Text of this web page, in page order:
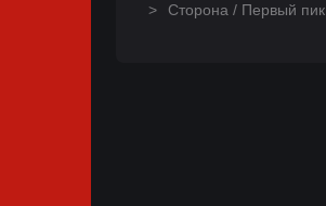
Сторона / Первый пик